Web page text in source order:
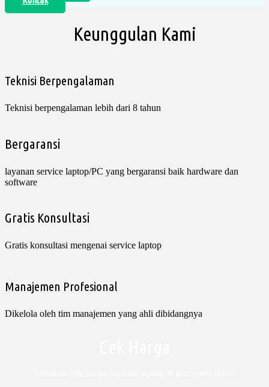
Keunggulan Kami
Teknisi Berpengalaman
Teknisi berpengalaman lebih dari 8 tahun
Bergaransi
layanan service laptop/PC yang bergaransi baik hardware dan
software
Gratis Konsultasi
Gratis konsultasi mengenai service laptop
Manajemen Profesional
Dikelola oleh tim manajemen yang ahli dibidangnya